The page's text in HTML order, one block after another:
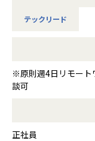
テックリード
※原則週4日リモート
談可
正社員